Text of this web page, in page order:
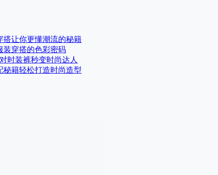
搭让你更懂潮流的秘籍
装穿搭的色彩密码
时装裤秒变时尚达人
秘籍轻松打造时尚造型